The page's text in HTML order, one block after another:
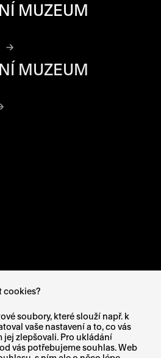
cookies?
soubory, které slouží např. k
vaše nastavení a to, co vás
jej zlepšovali. Pro ukládání
vás potřebujeme souhlas. Web
MUZEUM
MUZEUM
OTEVŘE NA NOVÉ
SE OTEVŘE NA NOVÉ